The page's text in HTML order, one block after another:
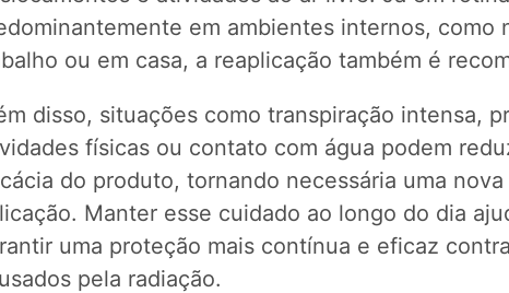
em ambientes internos, como
ou em casa, a reaplicação também é
disso, situações como transpiração intensa,
físicas ou contato com água podem
do produto, tornando necessária uma nova
Manter esse cuidado ao longo do dia
uma proteção mais contínua e eficaz
pela radiação.